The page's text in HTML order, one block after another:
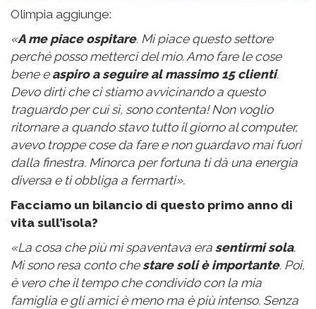
Olimpia aggiunge:
«A me piace ospitare. Mi piace questo settore
perché posso metterci del mio. Amo fare le cose
bene e aspiro a seguire al massimo 15 clienti.
Devo dirti che ci stiamo avvicinando a questo
traguardo per cui sì, sono contenta! Non voglio
ritornare a quando stavo tutto il giorno al computer,
avevo troppe cose da fare e non guardavo mai fuori
dalla finestra. Minorca per fortuna ti dà una energia
diversa e ti obbliga a fermarti».
Facciamo un bilancio di questo primo anno di
vita sull’isola?
«La cosa che più mi spaventava era sentirmi sola.
Mi sono resa conto chestare soli è importante. Poi,
è vero che il tempo che condivido con la mia
famiglia e gli amici è meno ma è più intenso. Senza